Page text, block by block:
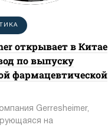
открывает в Китае
по выпуску
фармацевтической
Gerresheimer,
на